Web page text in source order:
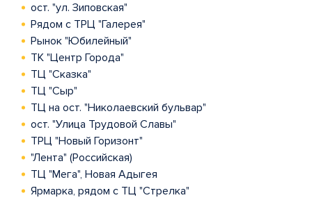
ост. "ул. Зиповская"
Рядом с ТРЦ "Галерея"
Рынок "Юбилейный"
ТК "Центр Города"
ТЦ "Сказка"
ТЦ "Сыр"
ТЦ на ост. "Николаевский бульвар"
ост. "Улица Трудовой Славы"
ТРЦ "Новый Горизонт"
"Лента" (Российская)
ТЦ "Мега", Новая Адыгея
Ярмарка, рядом с ТЦ "Стрелка"